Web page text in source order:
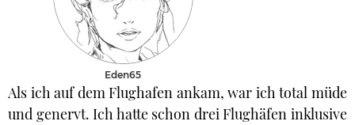
Eden65
Als ich auf dem Flughafen ankam, war ich total müde
und genervt. Ich hatte schon drei Flughäfen inklusive